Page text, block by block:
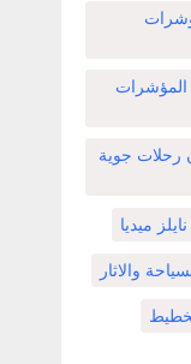
رحلات جوية
نايلز ميديا
والاثار